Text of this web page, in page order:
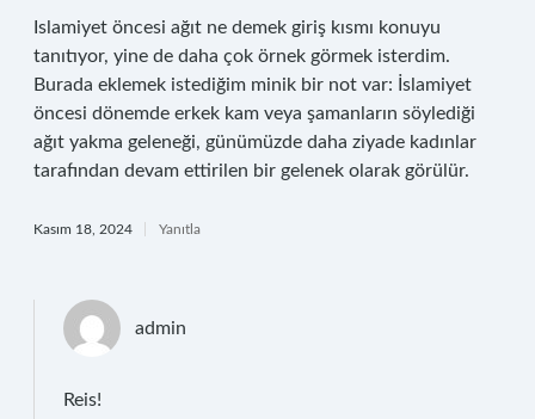
Islamiyet öncesi ağıt ne demek giriş kısmı konuyu
tanıtıyor, yine de daha çok örnek görmek isterdim.
Burada eklemek istediğim minik bir not var: İslamiyet
öncesi dönemde erkek kam veya şamanların söylediği
ağıt yakma geleneği, günümüzde daha ziyade kadınlar
tarafından devam ettirilen bir gelenek olarak görülür.
Kasım 18, 2024 Yanıtla
admin
Reis!